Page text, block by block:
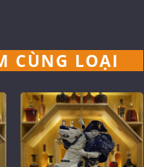
CÙNG LOẠI